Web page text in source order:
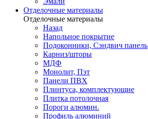
Отделочные материалы
Отделочные материалы
Назад
Напольное покрытие
Подоконники, Сэндвич панель
Карниз/шторы
МДФ
Монолит, Пэт
Панели ПВХ
Плинтуса, комплектующие
Плитка потолочная
Пороги алюмин.
Профиль алюминий